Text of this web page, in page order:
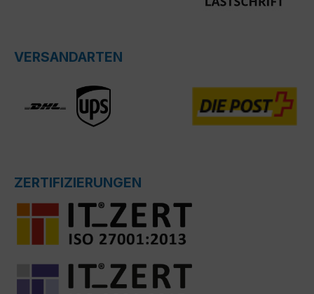
VERSANDARTEN
ZERTIFIZIERUNGEN